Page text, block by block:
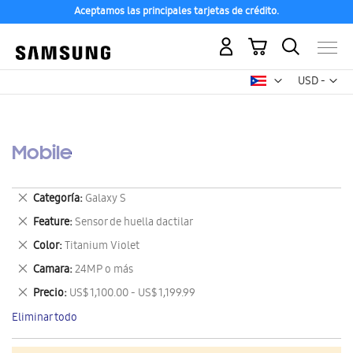
Aceptamos las principales tarjetas de crédito.
USD -
dólar
Mi carrito
Mobile
Categoría Galaxy S
Eliminar
este
artículo
Feature Sensor de huella dactilar
Eliminar
este
artículo
Color Titanium Violet
Eliminar
este
artículo
Camara 24MP o más
Eliminar
este
artículo
Precio US$ 1,100.00 - US$ 1,199.99
Eliminar
este
artículo
Eliminar todo